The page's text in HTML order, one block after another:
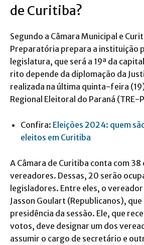
de Curitiba?
Segundo a Câmara Municipal e
Preparatória prepara a instituição
legislatura, que será a 19ª da
rito depende da diplomação da
realizada na última quinta-feira
Regional Eleitoral do Paraná (TRE-
Confira: Eleições 2024: quem
eleitos em Curitiba
A Câmara de Curitiba conta com 38
vereadores. Dessas, 20 serão
legisladores. Entre eles, o
Jasson Goulart (Republicanos), que
presidência da sessão. Ele, que
votos, deve designar um dos
assumir o cargo de secretário e